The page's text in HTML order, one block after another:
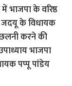
भाजपा के वरिष्ठ
जदयू के विधायक
छलनी करने की
भाजपा
पप्पू पांडेय